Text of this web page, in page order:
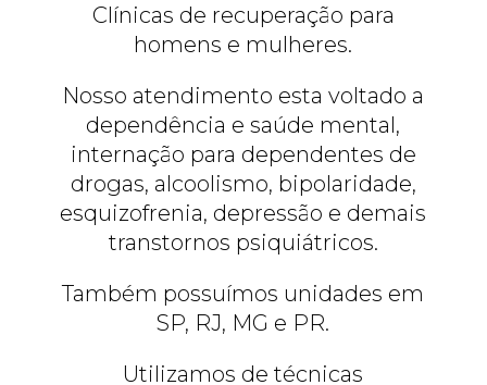
Clínicas de recuperação para
homens e mulheres.
Nosso atendimento esta voltado a
dependência e saúde mental,
internação para dependentes de
drogas, alcoolismo, bipolaridade,
esquizofrenia, depressão e demais
transtornos psiquiátricos.
Também possuímos unidades em
SP, RJ, MG e PR.
Utilizamos de técnicas